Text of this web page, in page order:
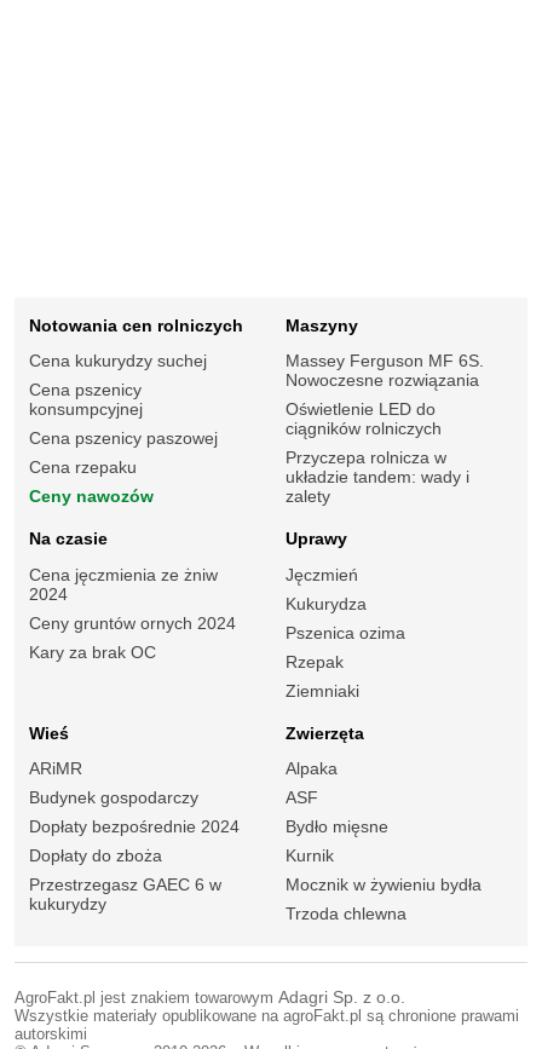
Notowania cen rolniczych
Cena kukurydzy suchej
Cena pszenicy
konsumpcyjnej
Cena pszenicy paszowej
Cena rzepaku
Ceny nawozów
Maszyny
Massey Ferguson MF 6S.
Nowoczesne rozwiązania
Oświetlenie LED do
ciągników rolniczych
Przyczepa rolnicza w
układzie tandem: wady i
zalety
Na czasie
Cena jęczmienia ze żniw
2024
Ceny gruntów ornych 2024
Kary za brak OC
Uprawy
Jęczmień
Kukurydza
Pszenica ozima
Rzepak
Ziemniaki
Wieś
ARiMR
Budynek gospodarczy
Dopłaty bezpośrednie 2024
Dopłaty do zboża
Przestrzegasz GAEC 6 w
kukurydzy
Zwierzęta
Alpaka
ASF
Bydło mięsne
Kurnik
Mocznik w żywieniu bydła
Trzoda chlewna
AgroFakt.pl jest znakiem towarowym Adagri Sp. z o.o.
Wszystkie materiały opublikowane na agroFakt.pl są chronione prawami
autorskimi